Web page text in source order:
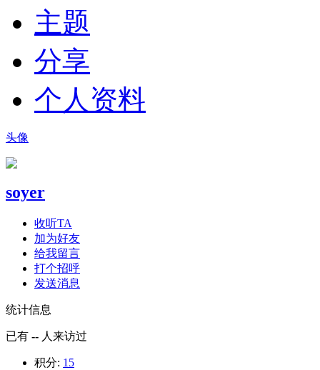
主题
分享
个人资料
头像
soyer
收听TA
加为好友
给我留言
打个招呼
发送消息
统计信息
已有 -- 人来访过
积分: 15